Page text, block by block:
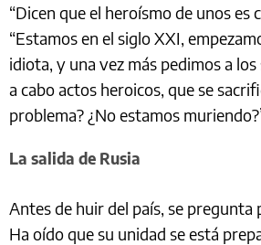
“Dicen que el heroísmo de unos es
“Estamos en el siglo XXI,
idiota, y una vez más pedimos a
a cabo actos heroicos, que se
problema? ¿No estamos
La salida de Rusia
Antes de huir del país, se pregunta
Ha oído que su unidad se está